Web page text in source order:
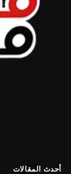
أحدث المقالات